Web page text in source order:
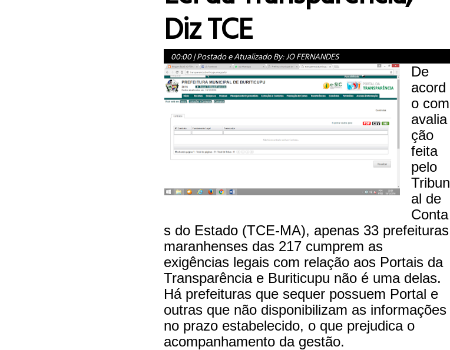
Diz TCE
00:00|Postado e Atualizado By:JO FERNANDES
De
acord
o com
avalia
ção
feita
pelo
Tribun
al de
Conta
s do Estado (TCE-MA), apenas 33 prefeituras
maranhenses das 217 cumprem as
exigências legais com relação aos Portais da
Transparência e Buriticupu não é uma delas.
Há prefeituras que sequer possuem Portal e
outras que não disponibilizam as informações
no prazo estabelecido, o que prejudica o
acompanhamento da gestão.